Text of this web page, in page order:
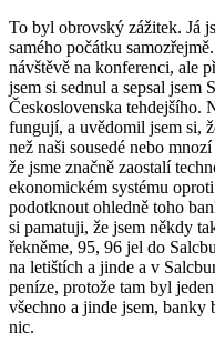
To byl obrovský zážitek. Já
samého počátku
návštěvě na konferenci, ale
jsem si sednul a sepsal jsem
Československa tehdejšího.
fungují, a uvědomil jsem si,
než naši sousedé nebo
že jsme značně zaostalí
ekonomickém systému
podotknout ohledně toho
si pamatuji, že jsem někdy
řekněme, 95, 96 jel do
na letištích a jinde a v
peníze, protože tam byl
všechno a jinde jsem, banky
nic.